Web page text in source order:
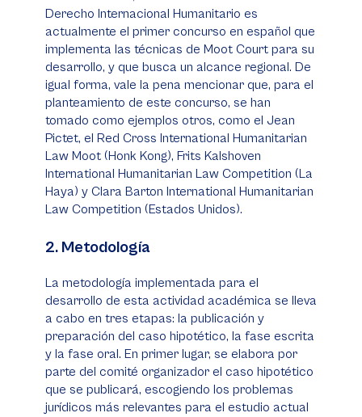
Derecho Internacional Humanitario es
actualmente el primer concurso en español que
implementa las técnicas de Moot Court para su
desarrollo, y que busca un alcance regional. De
igual forma, vale la pena mencionar que, para el
planteamiento de este concurso, se han
tomado como ejemplos otros, como el Jean
Pictet, el Red Cross International Humanitarian
Law Moot (Honk Kong), Frits Kalshoven
International Humanitarian Law Competition (La
Haya) y Clara Barton International Humanitarian
Law Competition (Estados Unidos).
2. Metodología
La metodología implementada para el
desarrollo de esta actividad académica se lleva
a cabo en tres etapas: la publicación y
preparación del caso hipotético, la fase escrita
y la fase oral. En primer lugar, se elabora por
parte del comité organizador el caso hipotético
que se publicará, escogiendo los problemas
jurídicos más relevantes para el estudio actual